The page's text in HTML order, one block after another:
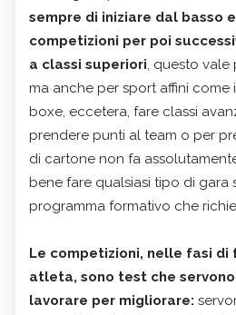
sempre di iniziare dal basso
competizioni per poi
a classi superiori, questo vale
ma anche per sport affini come
boxe, eccetera, fare classi
prendere punti al team o per
di cartone non fa
bene fare qualsiasi tipo di gara
programma formativo che
Le competizioni, nelle fasi di
atleta, sono test che
lavorare per migliorare: